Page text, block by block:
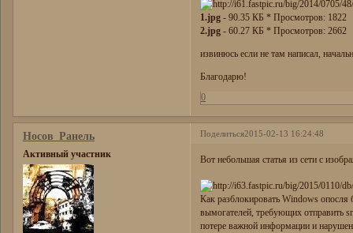
1.jpg - 90.35 КБ * Просмотров: 1822
2.jpg - 60.27 КБ * Просмотров: 2662
извинюсь если не там написал,
Благодарю!
0
Поделиться2015-02-13 16:24:48
Носов_Ранель
Активный участник Вот небольшая статья из сети с
Как разблокировать Windows
вымогателей, требующих отправить
потере важной информации и